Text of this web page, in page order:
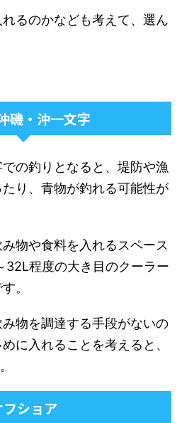
るのかなども考えて、選ん
磯・沖一文字
の釣りとなると、堤防や漁
り、青物が釣れる可能性が
物や食料を入れるスペース
32L程度の大き目のクーラー
。
物を調達する手段がないの
に入れることを考えると、
フショア